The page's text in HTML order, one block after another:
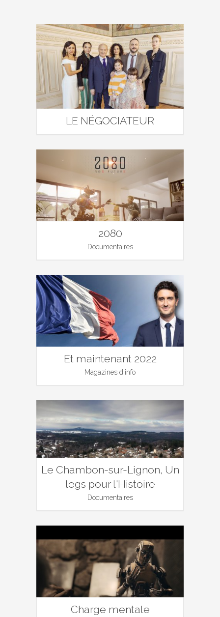
LE NÉGOCIATEUR
2080
Documentaires
Et maintenant 2022
Magazines d'info
Le Chambon-sur-Lignon, Un
legs pour l'Histoire
Documentaires
Charge mentale